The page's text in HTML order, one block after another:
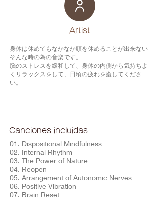
​Artist
身体は休めてもなかなか頭を休めることが出来ない
そんな時の為の音楽です。
脳のストレスを緩和して、身体の内側から気持ちよ
くリラックスをして、日頃の疲れを癒してくださ
い。
Canciones incluidas
01. Dispositional Mindfulness
02. Internal Rhythm
03. The Power of Nature
04. Reopen
05. Arrangement of Autonomic Nerves
06. Positive Vibration
07. Brain Reset